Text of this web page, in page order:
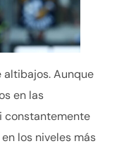
altibajos. Aunque
en las
constantemente
los niveles más